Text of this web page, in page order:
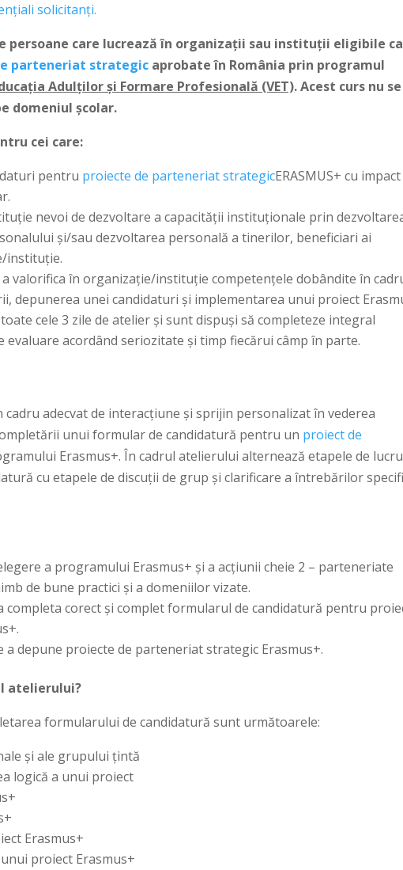
solicitanți.
persoane care lucrează în organizaţii sau instituţii eligibile
parteneriat strategic aprobate în România prin programul
Adulților și Formare Profesională (VET). Acest curs nu se
domeniul școlar.
cei care:
pentru proiecte de parteneriat strategicERASMUS+ cu
nevoi de dezvoltare a capacităţii instituţionale prin
şi/sau dezvoltarea personală a tinerilor, beneficiari ai
instituție.
valorifica în organizație/instituție competențele dobândite în
depunerea unei candidaturi și implementarea unui proiect
cele 3 zile de atelier și sunt dispuși să completeze integral
evaluare acordând seriozitate și timp fiecărui câmp în parte.
adecvat de interacțiune și sprijin personalizat în vederea
unui formular de candidatură pentru un proiect de
Erasmus+. În cadrul atelierului alternează etapele de lucru
cu etapele de discuții de grup și clarificare a întrebărilor
a programului Erasmus+ și a acțiunii cheie 2 – parteneriate
de bune practici și a domeniilor vizate.
completa corect și complet formularul de candidatură pentru
a depune proiecte de parteneriat strategic Erasmus+.
atelierului?
formularului de candidatură sunt următoarele:
și ale grupului țintă
logică a unui proiect
Erasmus+
proiect Erasmus+